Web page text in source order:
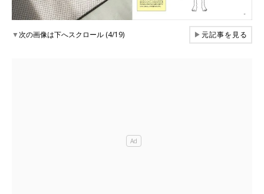
▼次の画像は下へスクロール (4/19) ▶元記事を見る